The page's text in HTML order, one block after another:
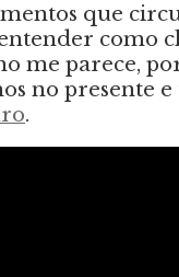
que
como
me parece,
no presente e
.